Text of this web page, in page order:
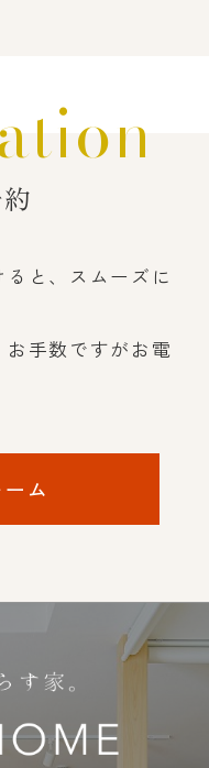
と、スムーズに
手数ですがお電
ム